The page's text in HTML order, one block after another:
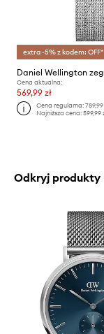
extra -5% z kodem: OFF*
Cena aktualna:
569,99 zł
Cena regularna:789,99
Najniższa cena:599,99
Odkryj produkty